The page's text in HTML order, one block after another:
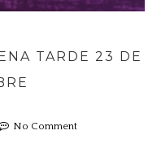
TARDE 23 DE
No Comment